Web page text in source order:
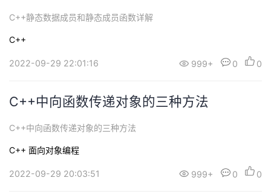
C++静态数据成员和静态成员函数详解
C++
2022-09-29 22:01:16 999+ 0 0
C++中向函数传递对象的三种方法
C++中向函数传递对象的三种方法
C++ 面向对象编程
2022-09-29 20:03:51 999+ 0 0